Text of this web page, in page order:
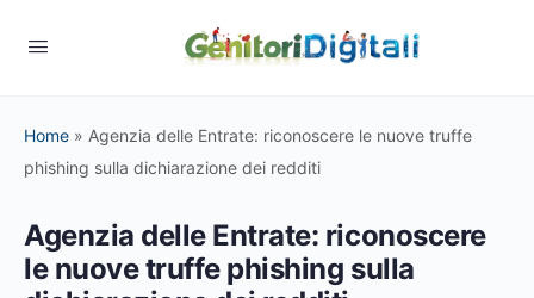
Home » Agenzia delle Entrate: riconoscere le nuove truffe
phishing sulla dichiarazione dei redditi
Agenzia delle Entrate: riconoscere
le nuove truffe phishing sulla